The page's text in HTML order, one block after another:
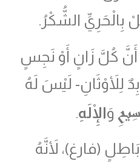
بَلْ بِالْحَرِيِّ الشُّكْرُ.
أَنَّ كُلَّ زَانٍ أَوْ نَجِسٍ
لِلأَوْثَانِ- لَيْسَ لَهُ
وَالْإِلَهِ
(فارغ)، لأَنَّهُ